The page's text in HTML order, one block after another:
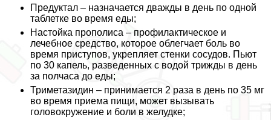
Предуктал – назначается дважды в день по одной
таблетке во время еды;
Настойка прополиса – профилактическое и
лечебное средство, которое облегчает боль во
время приступов, укрепляет стенки сосудов. Пьют
по 30 капель, разведенных с водой трижды в день
за полчаса до еды;
Триметазидин – принимается 2 раза в день по 35 мг
во время приема пищи, может вызывать
головокружение и боли в желудке;